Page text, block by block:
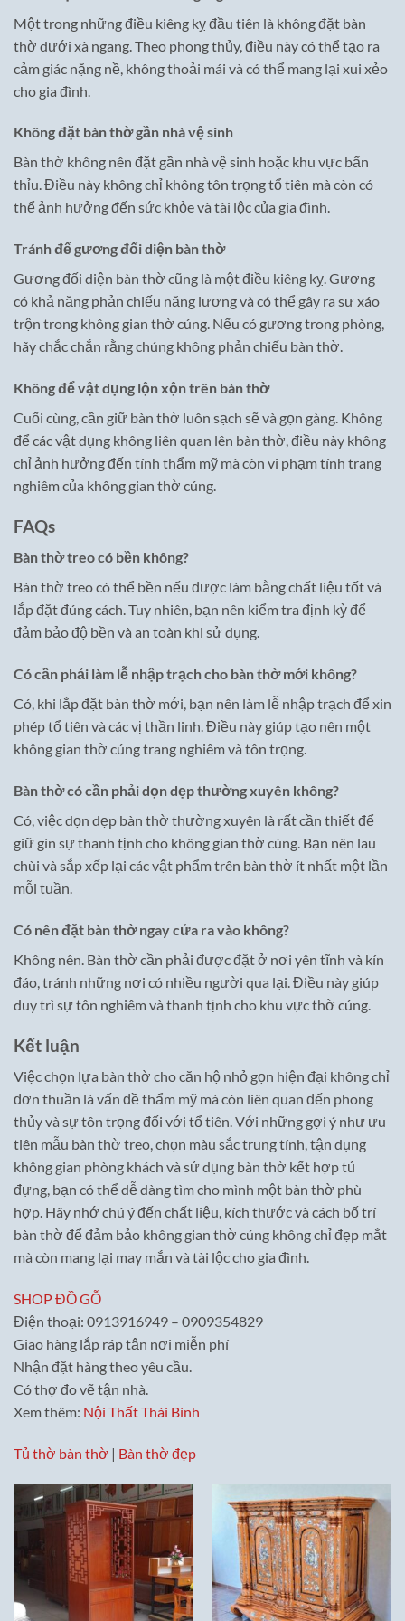
Một trong những điều kiêng kỵ đầu tiên là không đặt bàn
thờ dưới xà ngang. Theo phong thủy, điều này có thể tạo ra
cảm giác nặng nề, không thoải mái và có thể mang lại xui xẻo
cho gia đình.
Không đặt bàn thờ gần nhà vệ sinh
Bàn thờ không nên đặt gần nhà vệ sinh hoặc khu vực bẩn
thỉu. Điều này không chỉ không tôn trọng tổ tiên mà còn có
thể ảnh hưởng đến sức khỏe và tài lộc của gia đình.
Tránh để gương đối diện bàn thờ
Gương đối diện bàn thờ cũng là một điều kiêng kỵ. Gương
có khả năng phản chiếu năng lượng và có thể gây ra sự xáo
trộn trong không gian thờ cúng. Nếu có gương trong phòng,
hãy chắc chắn rằng chúng không phản chiếu bàn thờ.
Không để vật dụng lộn xộn trên bàn thờ
Cuối cùng, cần giữ bàn thờ luôn sạch sẽ và gọn gàng. Không
để các vật dụng không liên quan lên bàn thờ, điều này không
chỉ ảnh hưởng đến tính thẩm mỹ mà còn vi phạm tính trang
nghiêm của không gian thờ cúng.
FAQs
Bàn thờ treo có bền không?
Bàn thờ treo có thể bền nếu được làm bằng chất liệu tốt và
lắp đặt đúng cách. Tuy nhiên, bạn nên kiểm tra định kỳ để
đảm bảo độ bền và an toàn khi sử dụng.
Có cần phải làm lễ nhập trạch cho bàn thờ mới không?
Có, khi lắp đặt bàn thờ mới, bạn nên làm lễ nhập trạch để xin
phép tổ tiên và các vị thần linh. Điều này giúp tạo nên một
không gian thờ cúng trang nghiêm và tôn trọng.
Bàn thờ có cần phải dọn dẹp thường xuyên không?
Có, việc dọn dẹp bàn thờ thường xuyên là rất cần thiết để
giữ gìn sự thanh tịnh cho không gian thờ cúng. Bạn nên lau
chùi và sắp xếp lại các vật phẩm trên bàn thờ ít nhất một lần
mỗi tuần.
Có nên đặt bàn thờ ngay cửa ra vào không?
Không nên. Bàn thờ cần phải được đặt ở nơi yên tĩnh và kín
đáo, tránh những nơi có nhiều người qua lại. Điều này giúp
duy trì sự tôn nghiêm và thanh tịnh cho khu vực thờ cúng.
Kết luận
Việc chọn lựa bàn thờ cho căn hộ nhỏ gọn hiện đại không chỉ
đơn thuần là vấn đề thẩm mỹ mà còn liên quan đến phong
thủy và sự tôn trọng đối với tổ tiên. Với những gợi ý như ưu
tiên mẫu bàn thờ treo, chọn màu sắc trung tính, tận dụng
không gian phòng khách và sử dụng bàn thờ kết hợp tủ
đựng, bạn có thể dễ dàng tìm cho mình một bàn thờ phù
hợp. Hãy nhớ chú ý đến chất liệu, kích thước và cách bố trí
bàn thờ để đảm bảo không gian thờ cúng không chỉ đẹp mắt
mà còn mang lại may mắn và tài lộc cho gia đình.
SHOP ĐỒ GỖ
Điện thoại: 0913916949 – 0909354829
Giao hàng lắp ráp tận nơi miễn phí
Nhận đặt hàng theo yêu cầu.
Có thợ đo vẽ tận nhà.
Xem thêm: Nội Thất Thái Bình
Tủ thờ bàn thờ | Bàn thờ đẹp